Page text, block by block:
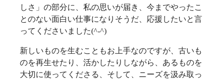
しさ」の部分に、私の思いが届き、今までやったこ
とのない面白い仕事になりそうだ、応援したいと言
ってくださいました(^-^)
新しいものを生むこともお上手なのですが、古いも
のを再生せたり、活かしたりしながら、あるものを
大切に使ってくださる、そして、ニーズを汲み取っ